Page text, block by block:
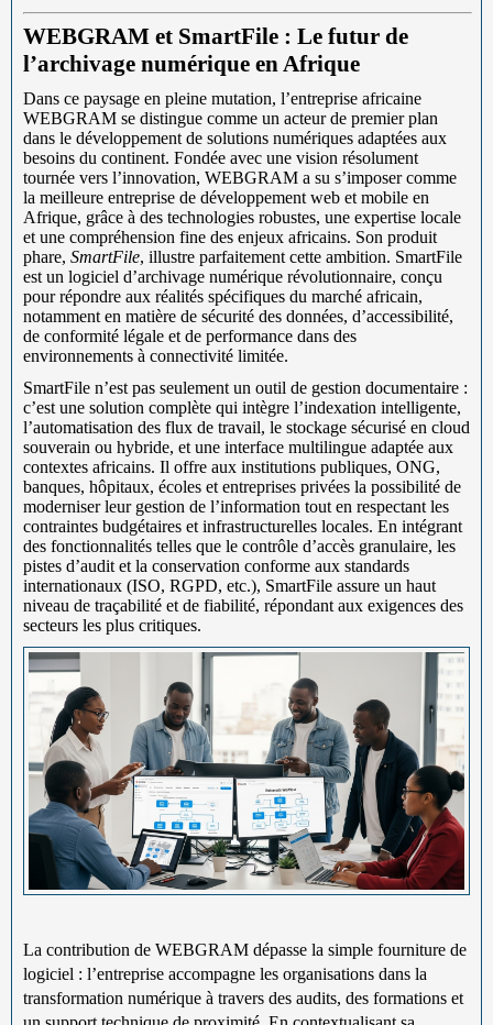
WEBGRAM et SmartFile : Le futur de
l’archivage numérique en Afrique
Dans ce paysage en pleine mutation, l’entreprise africaine
WEBGRAM se distingue comme un acteur de premier plan
dans le développement de solutions numériques adaptées aux
besoins du continent. Fondée avec une vision résolument
tournée vers l’innovation, WEBGRAM a su s’imposer comme
la meilleure entreprise de développement web et mobile en
Afrique, grâce à des technologies robustes, une expertise locale
et une compréhension fine des enjeux africains. Son produit
phare, SmartFile, illustre parfaitement cette ambition. SmartFile
est un logiciel d’archivage numérique révolutionnaire, conçu
pour répondre aux réalités spécifiques du marché africain,
notamment en matière de sécurité des données, d’accessibilité,
de conformité légale et de performance dans des
environnements à connectivité limitée.
SmartFile n’est pas seulement un outil de gestion documentaire :
c’est une solution complète qui intègre l’indexation intelligente,
l’automatisation des flux de travail, le stockage sécurisé en cloud
souverain ou hybride, et une interface multilingue adaptée aux
contextes africains. Il offre aux institutions publiques, ONG,
banques, hôpitaux, écoles et entreprises privées la possibilité de
moderniser leur gestion de l’information tout en respectant les
contraintes budgétaires et infrastructurelles locales. En intégrant
des fonctionnalités telles que le contrôle d’accès granulaire, les
pistes d’audit et la conservation conforme aux standards
internationaux (ISO, RGPD, etc.), SmartFile assure un haut
niveau de traçabilité et de fiabilité, répondant aux exigences des
secteurs les plus critiques.
La contribution de WEBGRAM dépasse la simple fourniture de
logiciel : l’entreprise accompagne les organisations dans la
transformation numérique à travers des audits, des formations et